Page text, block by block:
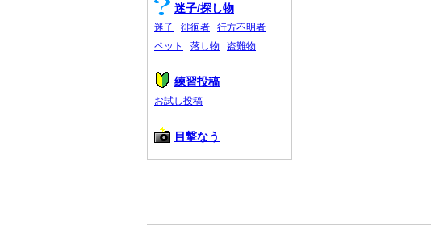
迷子/探し物
迷子 徘徊者
行方不明者
ペット
落し物 盗難物
練習投稿
お試し投稿
目撃なう